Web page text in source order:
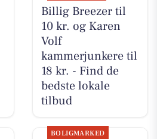
Billig Breezer til
10 kr. og Karen
Volf
kammerjunkere til
18 kr. - Find de
bedste lokale
tilbud
BOLIGMARKED